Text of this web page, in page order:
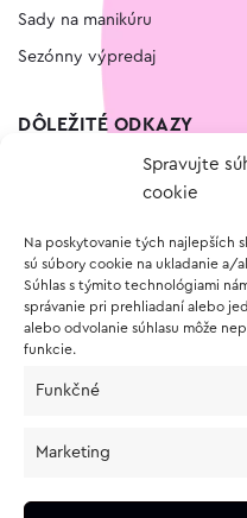
Spravujte
cookie
Na poskytovanie tých najlepších
sú súbory cookie na ukladanie a/
Súhlas s týmito technológiami
správanie pri prehliadaní alebo
alebo odvolanie súhlasu môže
funkcie.
Funkčné
Marketing
Sady na manikúru
Sezónny výpredaj
DÔLEŽITÉ ODKAZY
Vernostný program
O NÁKUPE
Vrátenie a reklamácia tovaru